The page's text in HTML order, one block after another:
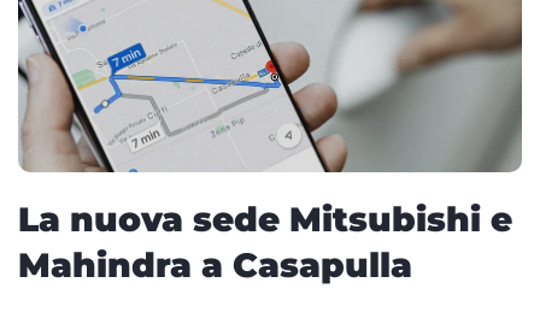
La nuova sede Mitsubishi e
Mahindra a Casapulla